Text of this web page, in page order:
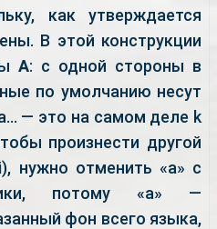
как утверждается
В этой конструкции
А: с одной стороны в
по умолчанию несут
— это на самом деле k
произнести другой
нужно отменить «а» с
потому «а» —
фон всего языка,